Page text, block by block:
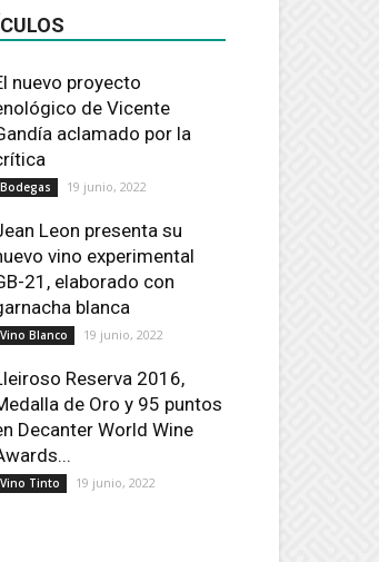
nuevo proyecto
de Vicente
aclamado por la
Bodegas 19 junio, 2022
Leon presenta su
vino experimental
21, elaborado con
blanca
Vino Blanco 19 junio, 2022
Reserva 2016,
de Oro y 95 puntos
Decanter World Wine
Vino Tinto 19 junio, 2022